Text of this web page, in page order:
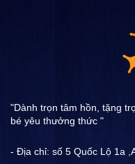
"Dành trọn tâm hồn, tặng
bé yêu thưởng thức "
- Địa chỉ: số 5 Quốc Lộ 1a